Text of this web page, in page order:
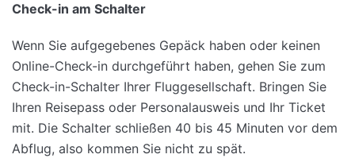
Check-in am Schalter
Wenn Sie aufgegebenes Gepäck haben oder keinen
Online-Check-in durchgeführt haben, gehen Sie zum
Check-in-Schalter Ihrer Fluggesellschaft. Bringen Sie
Ihren Reisepass oder Personalausweis und Ihr Ticket
mit. Die Schalter schließen 40 bis 45 Minuten vor dem
Abflug, also kommen Sie nicht zu spät.